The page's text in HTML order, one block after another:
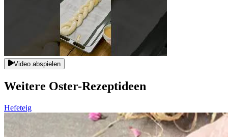
Video abspielen
Weitere Oster-Rezeptideen
Hefeteig